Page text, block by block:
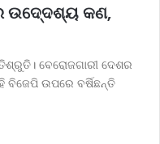
ଉଦେ୍ଦଶ୍ୟ କଣ,
ବେରୋଜଗାରୀ ଦେଶର
ବିଜେପି ଉପରେ ବର୍ଷିଛନ୍ତି